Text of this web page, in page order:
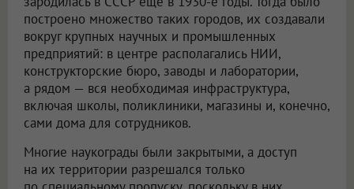
построено множество таких городов, их создавали
вокруг крупных научных и промышленных
предприятий: в центре располагались НИИ,
конструкторские бюро, заводы и лаборатории,
а рядом — вся необходимая инфраструктура,
включая школы, поликлиники, магазины и, конечно,
сами дома для сотрудников.
Многие наукограды были закрытыми, а доступ
на их территории разрешался только